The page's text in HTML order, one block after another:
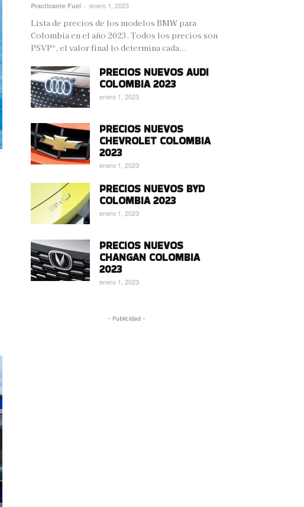
Practicante Fuel - enero 1, 2023
Lista de precios de los modelos BMW para
Colombia en el año 2023. Todos los precios son
PSVP*, el valor final lo determina cada...
PRECIOS NUEVOS AUDI
COLOMBIA 2023
enero 1, 2023
PRECIOS NUEVOS
CHEVROLET COLOMBIA
2023
enero 1, 2023
PRECIOS NUEVOS BYD
COLOMBIA 2023
enero 1, 2023
PRECIOS NUEVOS
CHANGAN COLOMBIA
2023
enero 1, 2023
- Publicidad -